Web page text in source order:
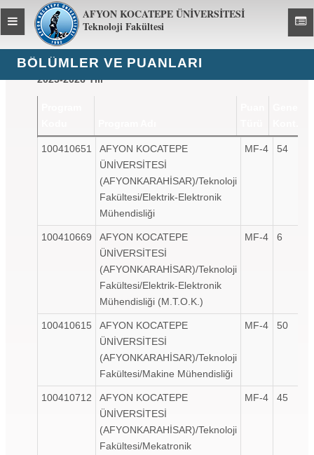
AFYON KOCATEPE ÜNİVERSİTESİ
Teknoloji Fakültesi
Toggle
global
navigation
BÖLÜMLER VE PUANLARI
2025-2026 Yılı
Program
Program Adı
Puan
Genel
100410651
AFYON KOCATEPE
ÜNİVERSİTESİ
(AFYONKARAHİSAR)/Teknoloji
Fakültesi/Elektrik-Elektronik
Mühendisliği
MF-4 54
100410669
AFYON KOCATEPE
ÜNİVERSİTESİ
(AFYONKARAHİSAR)/Teknoloji
Fakültesi/Elektrik-Elektronik
Mühendisliği (M.T.O.K.)
MF-4 6
100410615
AFYON KOCATEPE
ÜNİVERSİTESİ
(AFYONKARAHİSAR)/Teknoloji
Fakültesi/Makine Mühendisliği
MF-4 50
100410712
AFYON KOCATEPE
ÜNİVERSİTESİ
(AFYONKARAHİSAR)/Teknoloji
Fakültesi/Mekatronik
MF-4 45